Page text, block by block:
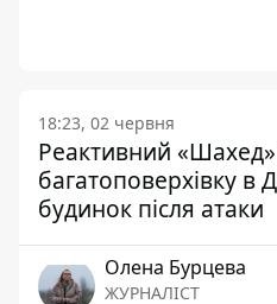
18:23, 02 червня
Реактивний
багатоповерхівку в
будинок після атаки
Олена Бурцева
ЖУРНАЛІСТ